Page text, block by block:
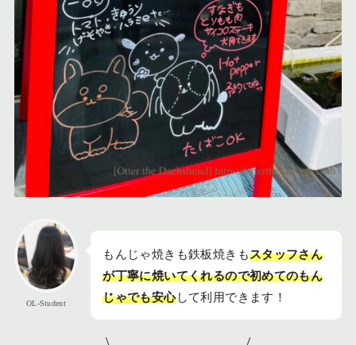
OL-Student
もんじゃ焼きも鉄板焼きもスタッフさん
が丁寧に焼いてくれるので初めてのもん
じゃでも安心して利用できます！